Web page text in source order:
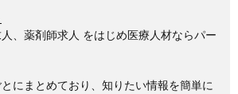
、薬剤師求人 をはじめ医療人材ならパー
にまとめており、知りたい情報を簡単に